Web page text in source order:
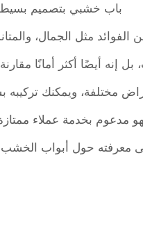
باب خشبي بتصميم بسيط:
مثل الجمال،
إنه أيضًا أكثر أمانًا
مختلفة، ويمكنك تركيبه
مدعوم بخدمة عملاء
معرفته حول أبواب